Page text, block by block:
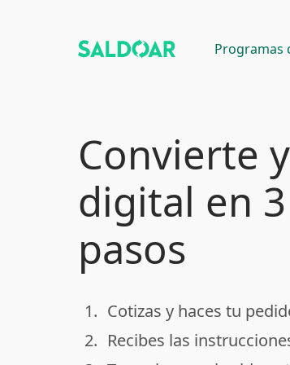
Programas
Convierte
digital en
pasos
done
1. Cotizas y haces tu
done
2. Recibes las